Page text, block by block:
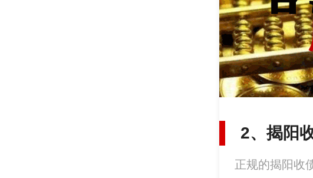
2、揭阳
正规的揭阳收